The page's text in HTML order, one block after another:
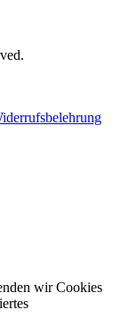
wir Cookies